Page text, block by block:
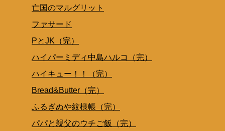
亡国のマルグリット
ファサード
PとJK（完）
ハイパーミディ中島ハルコ（完）
ハイキュー！！（完）
Bread&Butter（完）
ふるぎぬや紋様帳（完）
パパと親父のウチご飯（完）